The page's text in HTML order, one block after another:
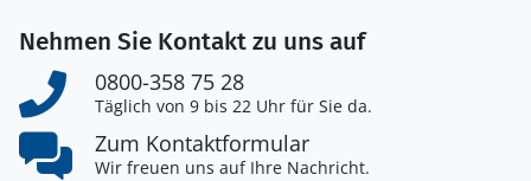
Nehmen Sie Kontakt zu uns auf
0800-358 75 28
Täglich von 9 bis 22 Uhr für Sie da.
Zum Kontaktformular
Wir freuen uns auf Ihre Nachricht.